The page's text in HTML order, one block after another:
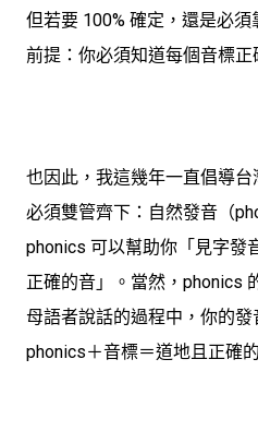
但若要 100% 確定，還是必
前提：你必須知道每個音標正
也因此，我這幾年一直倡導
必須雙管齊下：自然發音（
phonics 可以幫助你「見字發
正確的音」
。當然，phonics
母語者說話的過程中，你的發
phonics＋音標＝道地且正確